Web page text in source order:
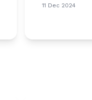
11 Dec 2024